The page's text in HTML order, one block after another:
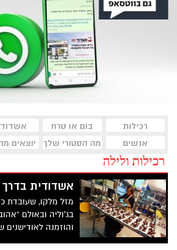
רכילות בום או טרח
אנשים
מה הסטורי שלך יוצאים
רכילות ולילה
אשדודית בדרך
מזל מלקו, שעובדת
בג'וליה ובאולם
והוזמנה לאודישנים